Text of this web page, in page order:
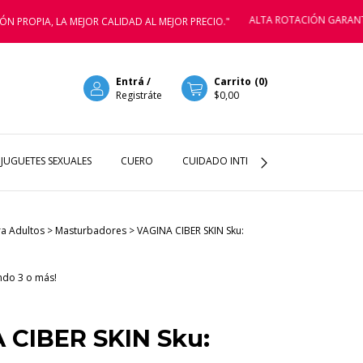
LA MEJOR CALIDAD AL MEJOR PRECIO." ALTA ROTACIÓN GARANTIZADA
Entrá /
Registráte
Carrito (0)
$0,00
JUGUETES SEXUALES CUERO CUIDADO INTIMOS
Adultos >Masturbadores >VAGINA CIBER SKIN Sku:
3 o más!
CIBER SKIN Sku: